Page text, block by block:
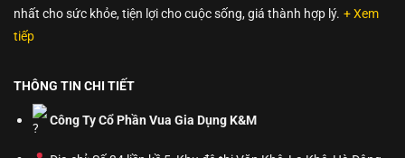
nhất cho sức khỏe, tiện lợi cho cuộc sống, giá thành hợp lý. + Xem
tiếp
THÔNG TIN CHI TIẾT
Công Ty Cổ Phần Vua Gia Dụng K&M